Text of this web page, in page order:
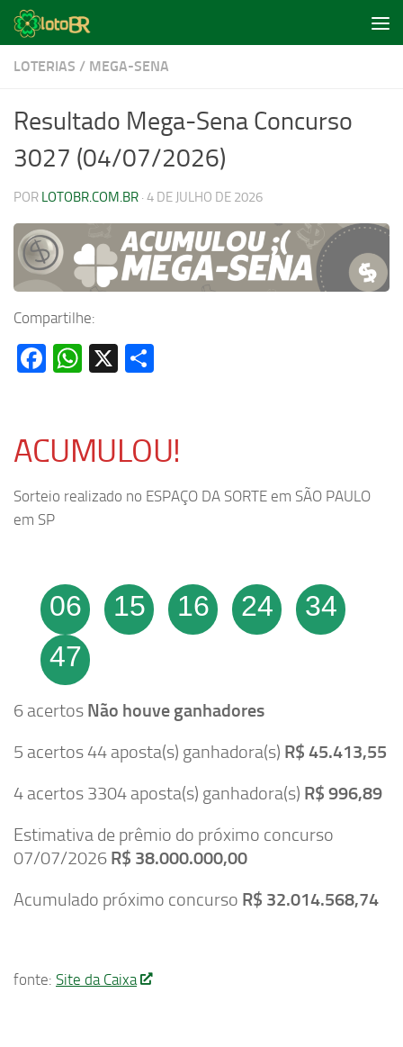
Skip to content
LOTERIAS / MEGA-SENA
Resultado Mega-Sena Concurso
3027 (04/07/2026)
POR LOTOBR.COM.BR · 4 DE JULHO DE 2026
Compartilhe:
Facebook
WhatsApp
X
ACUMULOU!
Sorteio realizado no ESPAÇO DA SORTE em SÃO PAULO
em SP
06 15 16 24
34
47
6 acertos Não houve ganhadores
5 acertos 44 aposta(s) ganhadora(s) R$ 45.413,55
4 acertos 3304 aposta(s) ganhadora(s) R$ 996,89
Estimativa de prêmio do próximo concurso
07/07/2026 R$ 38.000.000,00
Acumulado próximo concurso R$ 32.014.568,74
fonte: Site da Caixa